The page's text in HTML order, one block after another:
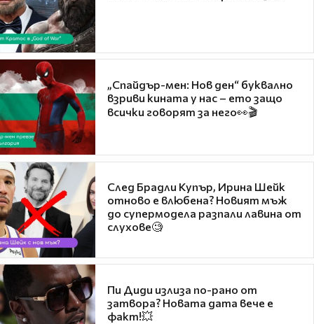
„Спайдър-мен: Нов ден“ буквално
взриви кината у нас – ето защо
всички говорят за него👀🎬
След Брадли Купър, Ирина Шейк
отново е влюбена? Новият мъж
до супермодела разпали лавина от
слухове🧐
Пи Диди излиза по-рано от
затвора? Новата дата вече е
факт!💥